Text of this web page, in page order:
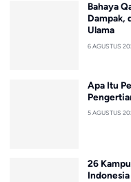
Bahaya
Dampak,
Ulama
6 AGUSTUS
Apa Itu
5 AGUSTUS
26
Indonesia